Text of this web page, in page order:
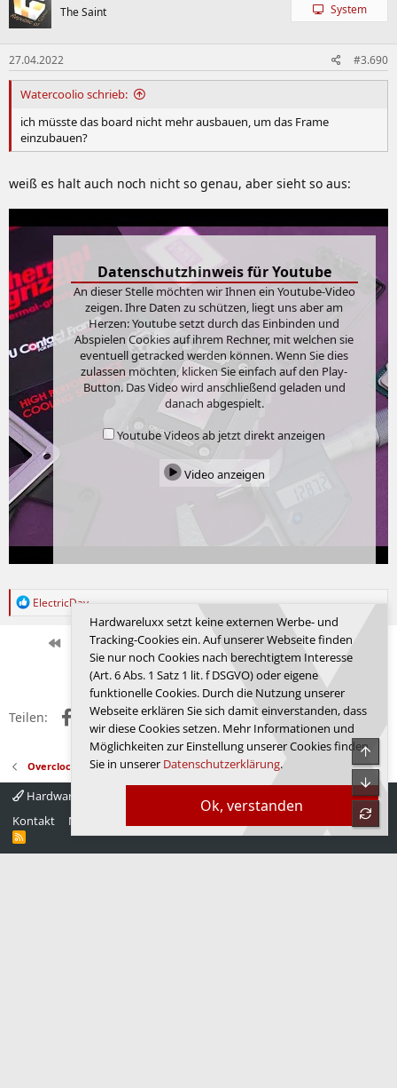
The Saint System
27.04.2022 #3.690
Watercoolio schrieb:
ich müsste das board nicht mehr ausbauen, um das Frame
einzubauen?
weiß es halt auch noch nicht so genau, aber sieht so aus:
Datenschutzhinweis für Youtube
An dieser Stelle möchten wir Ihnen ein Youtube-Video
zeigen. Ihre Daten zu schützen, liegt uns aber am
Herzen: Youtube setzt durch das Einbinden und
Abspielen Cookies auf ihrem Rechner, mit welchen sie
eventuell getracked werden können. Wenn Sie dies
zulassen möchten, klicken Sie einfach auf den Play-
Button. Das Video wird anschließend geladen und
danach abgespielt.
Youtube Videos ab jetzt direkt anzeigen
Video anzeigen
R
e
ElectricDay
Erste Vorherige 123 von 458 Nächste Letzte
Anmelden, um zu antworten.
Teilen: FacebookX (Twitter)
RedditWhatsApp
E-MailLink
Overclocking - Prozessoren
Hardwareluxx 4.0
Kontakt
Nutzungsbedingungen Startseite
R
Ok, verstanden
Hardwareluxx setzt keine externen Werbe- und
Tracking-Cookies ein. Auf unserer Webseite finden
Sie nur noch Cookies nach berechtigtem Interesse
(Art. 6 Abs. 1 Satz 1 lit. f DSGVO) oder eigene
funktionelle Cookies. Durch die Nutzung unserer
Webseite erklären Sie sich damit einverstanden, dass
wir diese Cookies setzen. Mehr Informationen und
Möglichkeiten zur Einstellung unserer Cookies finden
Sie in unserer Datenschutzerklärung.